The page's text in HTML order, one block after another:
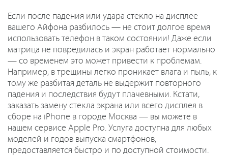
Если после падения или удара стекло на дисплее
вашего Айфона разбилось — не стоит долгое время
использовать телефон в таком состоянии! Даже если
матрица не повредилась и экран работает нормально
— со временем это может привести к проблемам.
Например, в трещины легко проникает влага и пыль, к
тому же разбитая деталь не выдержит повторного
падения и последствия будут плачевными. Кстати,
заказать замену стекла экрана или всего дисплея в
сборе на iPhone в городе Москва — вы можете в
нашем сервисе Apple Pro. Услуга доступна для любых
моделей и годов выпуска смартфонов,
предоставляется быстро и по доступной стоимости.